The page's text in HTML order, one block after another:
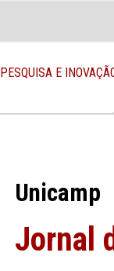
PESQUISA E
Unicamp
Jornal